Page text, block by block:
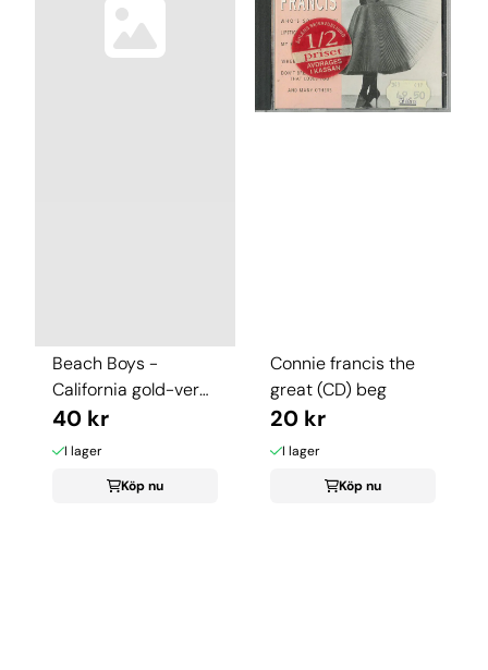
Beach Boys -
California gold-very
best of (2cd) ...
40 kr
I lager
Köp nu
Connie francis the
great (CD) beg
20 kr
I lager
Köp nu